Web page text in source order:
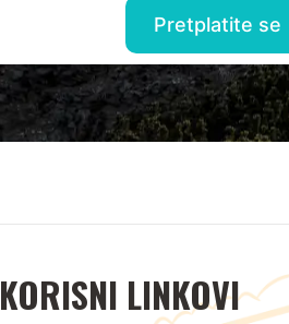
KORISNI LINKOVI